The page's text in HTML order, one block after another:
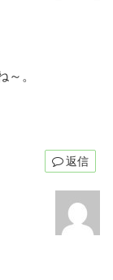
～。
返信